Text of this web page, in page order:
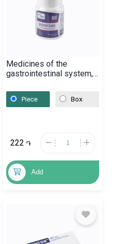
Medicines of the
gastrointestinal system,
Մեծ Բրիտանիա
Piece Box
222 ֏
Add